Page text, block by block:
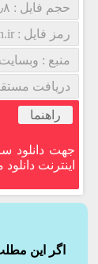
حجم فایل : ۷۰٫۸ مگابایت
رمز فایل : www.it-research.ir
منبع :
دریافت
راهنما
جهت دانلود
اینترنت
اگر این